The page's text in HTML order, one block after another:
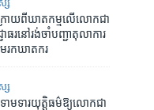
ស
រោយ​ពី​ឃាតកម្ម​លើ​លោក​ជា
ញាធរ​នៅ​រង់ចាំ​បញ្ជា​តុលាការ​
ម​រក​ឃាតករ
ស
ាមទារ​យុត្តិធម៌​ឱ្យ​លោក​ជា